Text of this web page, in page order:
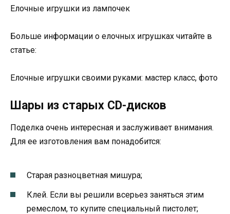
Елочные игрушки из лампочек
Больше информации о елочных игрушках читайте в
статье:
Елочные игрушки своими руками: мастер класс, фото
Шары из старых CD-дисков
Поделка очень интересная и заслуживает внимания.
Для ее изготовления вам понадобится:
Старая разноцветная мишура;
Клей. Если вы решили всерьез заняться этим
ремеслом, то купите специальный пистолет;